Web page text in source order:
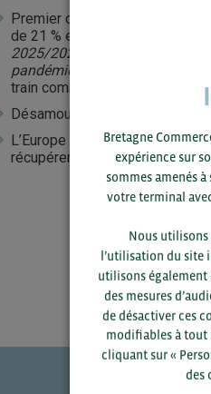
Premier constat : les voyages
de 21 % en Chine. “
En
2025/2026, mais il est peu
pandémiques avant 2030
».
train comme de transport
Désamour pour l’avion en lien
L’Europe sera la région la
récupéreront les premiers en
Bretagne
expérience sur
sommes amenés
votre terminal
Nous utilisons
l’utilisation du site
utilisons également
des mesures
de désactiver ces
modifiables à tout
cliquant sur «
des